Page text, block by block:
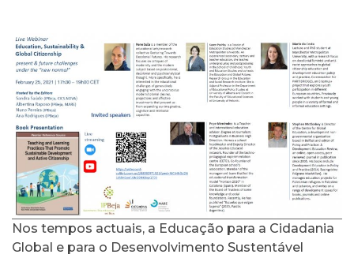
Nos tempos actuais, a Educação para a Cidadania
Global e para o Desenvolvimento Sustentável